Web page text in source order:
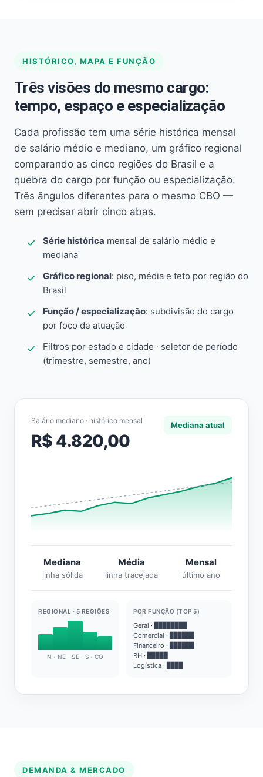
HISTÓRICO, MAPA E FUNÇÃO
Três visões do mesmo cargo:
tempo, espaço e especialização
Cada profissão tem uma série histórica mensal
de salário médio e mediano, um gráfico regional
comparando as cinco regiões do Brasil e a
quebra do cargo por função ou especialização.
Três ângulos diferentes para o mesmo CBO —
sem precisar abrir cinco abas.
Série histórica mensal de salário médio e
mediana
Gráfico regional: piso, média e teto por região do
Brasil
Função / especialização: subdivisão do cargo
por foco de atuação
Filtros por estado e cidade · seletor de período
(trimestre, semestre, ano)
Salário mediano · histórico mensal
R$ 4.820,00
Mediana atual
Mediana
linha sólida
Média
linha tracejada
Mensal
último ano
REGIONAL · 5 REGIÕES
N · NE · SE · S · CO
POR FUNÇÃO (TOP 5)
Geral · ████████
Comercial · ██████
Financeiro · ██████
RH · █████
Logística · ████
DEMANDA & MERCADO